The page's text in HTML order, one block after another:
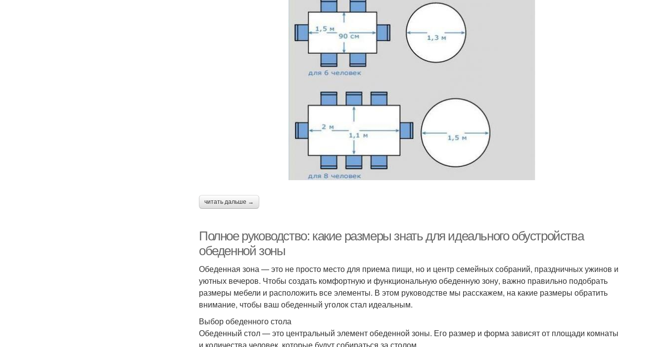
читать дальше →
Полное руководство: какие размеры знать для идеального обустройства
обеденной зоны
Обеденная зона — это не просто место для приема пищи, но и центр семейных собраний, праздничных ужинов и
уютных вечеров. Чтобы создать комфортную и функциональную обеденную зону, важно правильно подобрать
размеры мебели и расположить все элементы. В этом руководстве мы расскажем, на какие размеры обратить
внимание, чтобы ваш обеденный уголок стал идеальным.
Выбор обеденного стола
Обеденный стол — это центральный элемент обеденной зоны. Его размер и форма зависят от площади комнаты